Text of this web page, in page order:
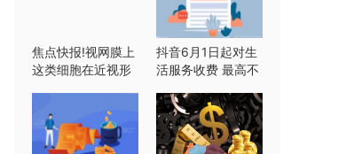
焦点快报!视网膜上
这类细胞在近视形
抖音6月1日起对生
活服务收费 最高不